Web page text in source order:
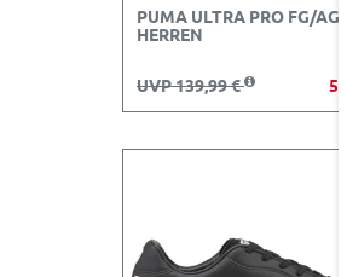
PUMA ULTRA PRO FG/AG
HERREN
UVP 139,99 €